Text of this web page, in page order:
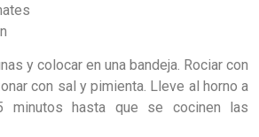
y colocar en una bandeja. Rociar con
con sal y pimienta. Lleve al horno a
minutos hasta que se cocinen las